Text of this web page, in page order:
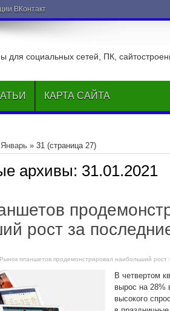
ВКонтакте
для социальных сетей, ПК,
КАРТА САЙТА
Январь » 31 (страница 27)
архивы: 31.01.2021
рост за
планшетов продемонстрировал наибольший рост
В четвертом
вырос на 28%
высокого